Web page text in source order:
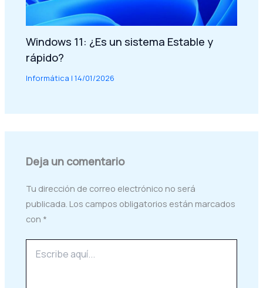
Windows 11: ¿Es un sistema Estable y
rápido?
Informática |14/01/2026
Deja un comentario
Tu dirección de correo electrónico no será
publicada. Los campos obligatorios están marcados
con *
aquí...